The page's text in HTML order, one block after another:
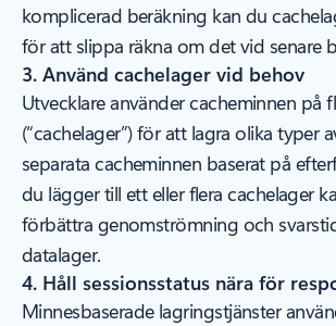
komplicerad beräkning kan du
för att slippa räkna om det vid senare
3. Använd cachelager vid behov
Utvecklare använder cacheminnen på
(“cachelager”) för att lagra olika typer
separata cacheminnen baserat på
du lägger till ett eller flera cachelager
förbättra genomströmning och
datalager.
4. Håll sessionsstatus nära för
Minnesbaserade lagringstjänster